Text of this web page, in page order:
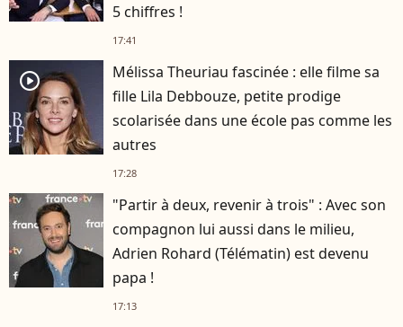
5 chiffres !
17:41
player2
Mélissa Theuriau fascinée : elle filme sa
fille Lila Debbouze, petite prodige
scolarisée dans une école pas comme les
autres
17:28
"Partir à deux, revenir à trois" : Avec son
compagnon lui aussi dans le milieu,
Adrien Rohard (Télématin) est devenu
papa !
17:13